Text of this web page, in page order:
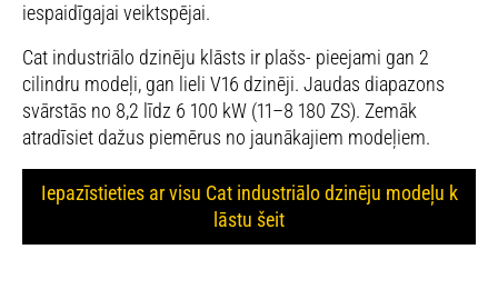
iespaidīgajai veiktspējai.
Cat industriālo dzinēju klāsts ir plašs- pieejami gan 2
cilindru modeļi, gan lieli V16 dzinēji. Jaudas diapazons
svārstās no 8,2 līdz 6 100 kW (11–8 180 ZS). Zemāk
atradīsiet dažus piemērus no jaunākajiem modeļiem.
Iepazīstieties ar visu Cat industriālo dzinēju modeļu k
lāstu šeit